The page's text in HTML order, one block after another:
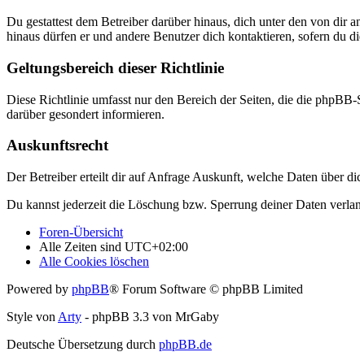
Du gestattest dem Betreiber darüber hinaus, dich unter den von dir
hinaus dürfen er und andere Benutzer dich kontaktieren, sofern du
Geltungsbereich dieser Richtlinie
Diese Richtlinie umfasst nur den Bereich der Seiten, die die
darüber gesondert informieren.
Auskunftsrecht
Der Betreiber erteilt dir auf Anfrage Auskunft, welche Daten über
Du kannst jederzeit die Löschung bzw. Sperrung deiner Daten
Foren-Übersicht
Alle Zeiten sind UTC+02:00
Alle Cookies löschen
Powered by phpBB® Forum Software © phpBB Limited
Style von Arty - phpBB 3.3 von MrGaby
Deutsche Übersetzung durch phpBB.de